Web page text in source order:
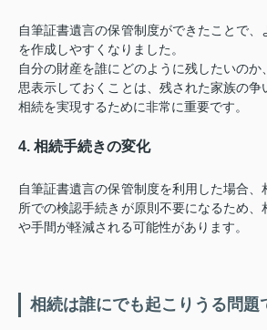
自筆証書遺言の保管制度ができたことで
を作成しやすくなりました。
自分の財産を誰にどのように残したいの
思表示しておくことは、残された家族の争
相続を実現するために非常に重要です。
4. 相続手続きの変化
自筆証書遺言の保管制度を利用した場合、
所での検認手続きが原則不要になるため、
や手間が軽減される可能性があります。
相続は誰にでも起こりうる問題